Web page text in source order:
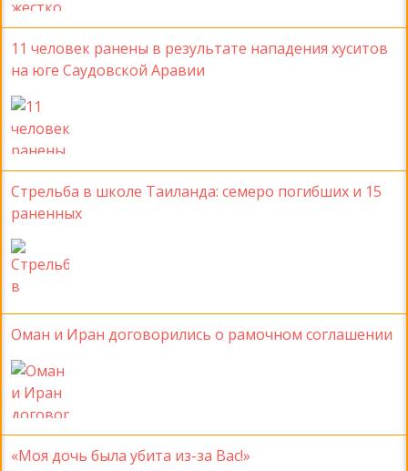
11 человек ранены в результате нападения хуситов
на юге Саудовской Аравии
Стрельба в школе Таиланда: семеро погибших и 15
раненных
Оман и Иран договорились о рамочном соглашении
«Моя дочь была убита из-за Вас!»